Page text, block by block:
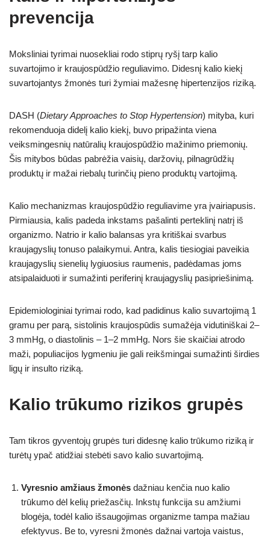
prevencija
Moksliniai tyrimai nuosekliai rodo stiprų ryšį tarp kalio
suvartojimo ir kraujospūdžio reguliavimo. Didesnį kalio kiekį
suvartojantys žmonės turi žymiai mažesnę hipertenzijos riziką.
DASH (Dietary Approaches to Stop Hypertension) mityba, kuri
rekomenduoja didelį kalio kiekį, buvo pripažinta viena
veiksmingesnių natūralių kraujospūdžio mažinimo priemonių.
Šis mitybos būdas pabrėžia vaisių, daržovių, pilnagrūdžių
produktų ir mažai riebalų turinčių pieno produktų vartojimą.
Kalio mechanizmas kraujospūdžio reguliavime yra įvairiapusis.
Pirmiausia, kalis padeda inkstams pašalinti perteklinį natrį iš
organizmo. Natrio ir kalio balansas yra kritiškai svarbus
kraujagyslių tonuso palaikymui. Antra, kalis tiesiogiai paveikia
kraujagyslių sienelių lygiuosius raumenis, padėdamas joms
atsipalaiduoti ir sumažinti periferinį kraujagyslių pasipriešinimą.
Epidemiologiniai tyrimai rodo, kad padidinus kalio suvartojimą 1
gramu per parą, sistolinis kraujospūdis sumažėja vidutiniškai 2–
3 mmHg, o diastolinis – 1–2 mmHg. Nors šie skaičiai atrodo
maži, populiacijos lygmeniu jie gali reikšmingai sumažinti širdies
ligų ir insulto riziką.
Kalio trūkumo rizikos grupės
Tam tikros gyventojų grupės turi didesnę kalio trūkumo riziką ir
turėtų ypač atidžiai stebėti savo kalio suvartojimą.
Vyresnio amžiaus žmonės dažniau kenčia nuo kalio
trūkumo dėl kelių priežasčių. Inkstų funkcija su amžiumi
blogėja, todėl kalio išsaugojimas organizme tampa mažiau
efektyvus. Be to, vyresni žmonės dažnai vartoja vaistus,